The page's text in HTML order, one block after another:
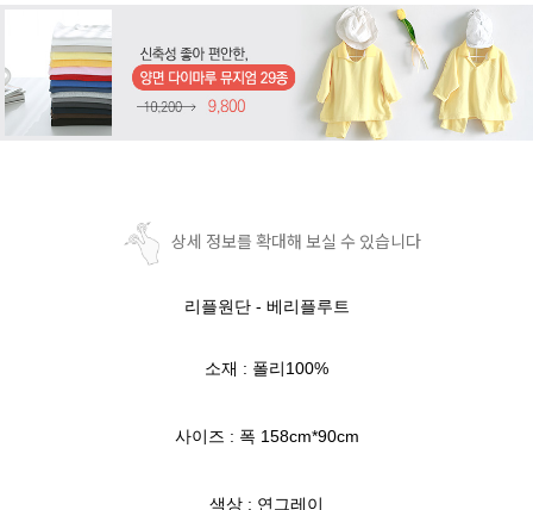
상세 정보를 확대해 보실 수 있습니다
리플원단 - 베리플루트
소재 : 폴리100%
사이즈 : 폭 158cm*90cm
색상 : 연그레이